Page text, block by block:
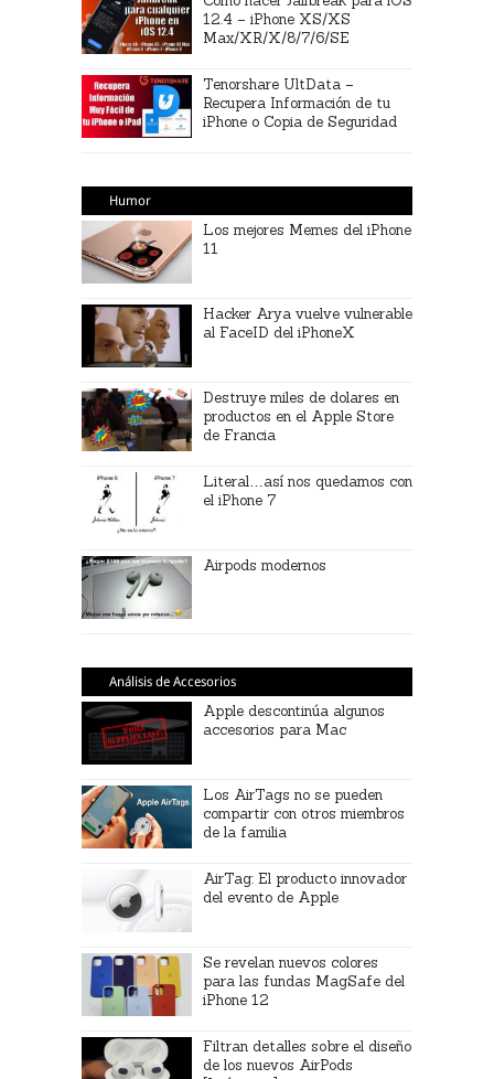
12.4 – iPhone XS/XS
Max/XR/X/8/7/6/SE
Tenorshare UltData –
Recupera Información de tu
iPhone o Copia de Seguridad
Humor
Los mejores Memes del iPhone
11
Hacker Arya vuelve vulnerable
al FaceID del iPhoneX
Destruye miles de dolares en
productos en el Apple Store
de Francia
Literal…así nos quedamos con
el iPhone 7
Airpods modernos
Análisis de Accesorios
Apple descontinúa algunos
accesorios para Mac
Los AirTags no se pueden
compartir con otros miembros
de la familia
AirTag: El producto innovador
del evento de Apple
Se revelan nuevos colores
para las fundas MagSafe del
iPhone 12
Filtran detalles sobre el diseño
de los nuevos AirPods